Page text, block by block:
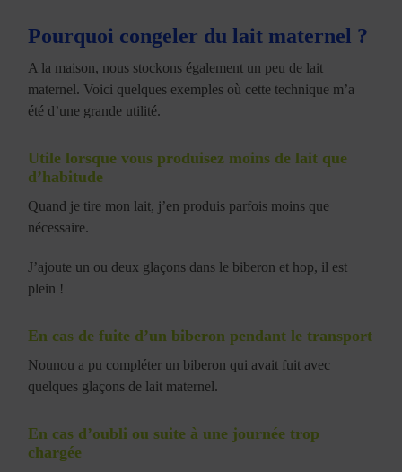
Pourquoi congeler du lait maternel ?
A la maison, nous stockons également un peu de lait
maternel. Voici quelques exemples où cette technique m’a
été d’une grande utilité.
Utile lorsque vous produisez moins de lait que
d’habitude
Quand je tire mon lait, j’en produis parfois moins que
nécessaire.
J’ajoute un ou deux glaçons dans le biberon et hop, il est
plein !
En cas de fuite d’un biberon pendant le transport
Nounou a pu compléter un biberon qui avait fuit avec
quelques glaçons de lait maternel.
En cas d’oubli ou suite à une journée trop
chargée